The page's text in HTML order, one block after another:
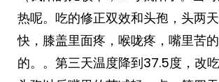
热呢。吃的修正双效和头孢，头两
快，膝盖里面疼，喉咙疼，嘴里苦
的。。第三天温度降到37.5度，改